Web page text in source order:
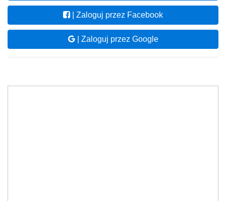
| Zaloguj przez Facebook
| Zaloguj przez Google